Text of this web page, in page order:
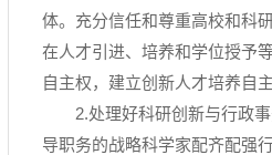
体。充分信任和尊重高校和科
在人才引进、培养和学位授予
自主权，建立创新人才培养自
2.处理好科研创新与行政
导职务的战略科学家配齐配强